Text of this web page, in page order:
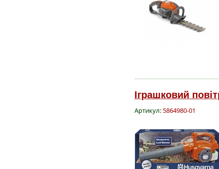
Іграшковий
Артикул:5864980-01